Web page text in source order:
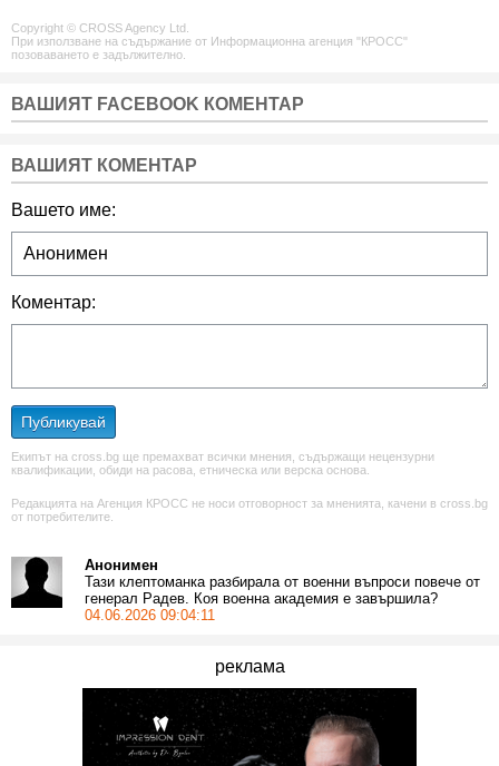
Copyright © CROSS Agency Ltd.
При използване на съдържание от Информационна агенция "КРОСС"
позоваването е задължително.
ВАШИЯТ FACEBOOK КОМЕНТАР
ВАШИЯТ КОМЕНТАР
Вашето име:
Коментар:
Публикувай
Екипът на cross.bg ще премахват всички мнения, съдържащи нецензурни
квалификации, обиди на расова, етническа или верска основа.
Редакцията на Агенция КРОСС не носи отговорност за мненията, качени в cross.bg
от потребителите.
Анонимен
Тази клептоманка разбирала от военни въпроси повече от
генерал Радев. Коя военна академия е завършила?
04.06.2026 09:04:11
реклама